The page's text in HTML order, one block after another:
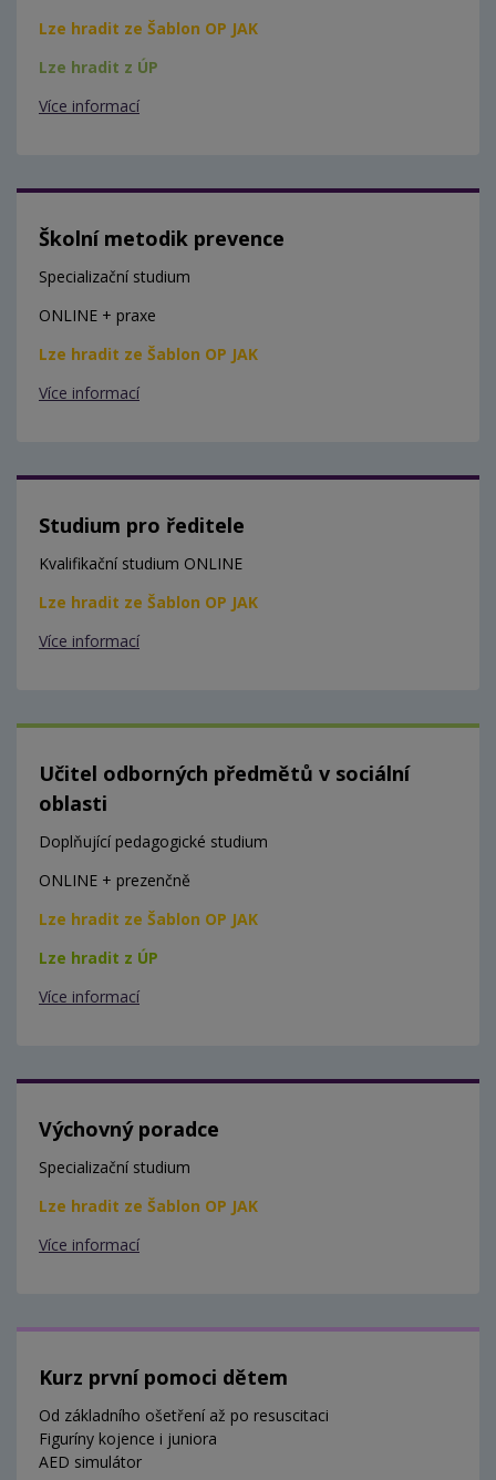
Lze hradit ze Šablon OP JAK
Lze hradit z ÚP
Více informací
Školní metodik prevence
Specializační studium
ONLINE + praxe
Lze hradit ze Šablon OP JAK
Více informací
Studium pro ředitele
Kvalifikační studium ONLINE
Lze hradit ze Šablon OP JAK
Více informací
Učitel odborných předmětů v sociální
oblasti
Doplňující pedagogické studium
ONLINE + prezenčně
Lze hradit ze Šablon OP JAK
Lze hradit z ÚP
Více informací
Výchovný poradce
Specializační studium
Lze hradit ze Šablon OP JAK
Více informací
Kurz první pomoci dětem
Od základního ošetření až po resuscitaci
Figuríny kojence i juniora
AED simulátor